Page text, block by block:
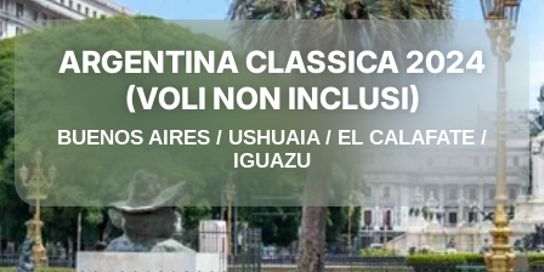
ARGENTINA CLASSICA 2024
(VOLI NON INCLUSI)
BUENOS AIRES / USHUAIA / EL CALAFATE /
IGUAZU